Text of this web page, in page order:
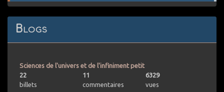
Blogs
Sciences de l'univers et de l'infiniment petit
22
billets
11
commentaires
6329
vues